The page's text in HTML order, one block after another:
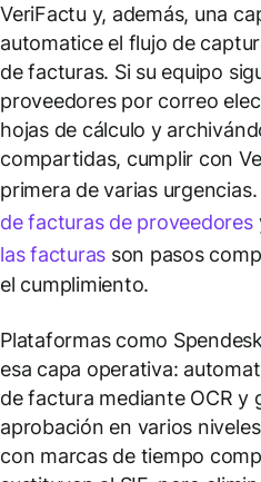
VeriFactu y, además, una
automatice el flujo de
de facturas. Si su equipo
proveedores por correo
hojas de cálculo y
compartidas, cumplir con
primera de varias
de facturas de proveedores
las facturas son pasos
el cumplimiento.
Plataformas como
esa capa operativa:
de factura mediante OCR y
aprobación en varios
con marcas de tiempo